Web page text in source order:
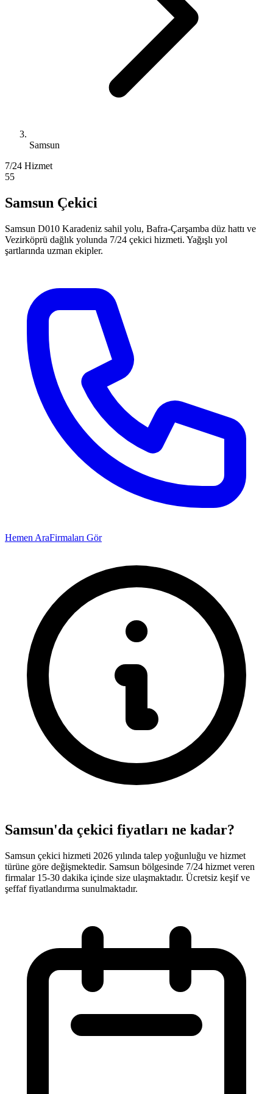
Samsun
7/24 Hizmet
55
Samsun Çekici
Samsun D010 Karadeniz sahil yolu, Bafra-Çarşamba düz hattı ve
Vezirköprü dağlık yolunda 7/24 çekici hizmeti. Yağışlı yol
şartlarında uzman ekipler.
Hemen AraFirmaları Gör
Samsun'da çekici fiyatları ne kadar?
Samsun çekici hizmeti 2026 yılında talep yoğunluğu ve hizmet
türüne göre değişmektedir. Samsun bölgesinde 7/24 hizmet veren
firmalar 15-30 dakika içinde size ulaşmaktadır. Ücretsiz keşif ve
şeffaf fiyatlandırma sunulmaktadır.